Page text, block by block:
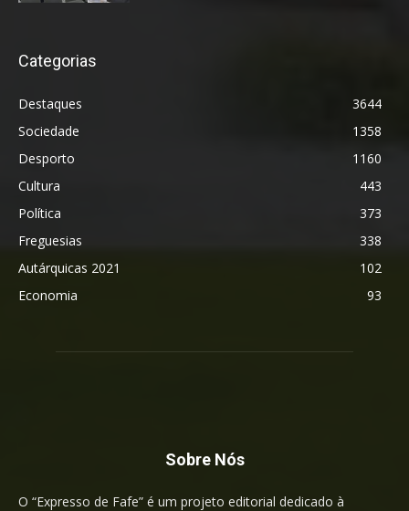
Categorias
Destaques
3644
Sociedade
1358
Desporto
1160
Cultura
443
Política
373
Freguesias
338
Autárquicas 2021
102
Economia
93
Sobre Nós
O “Expresso de Fafe” é um projeto editorial dedicado à